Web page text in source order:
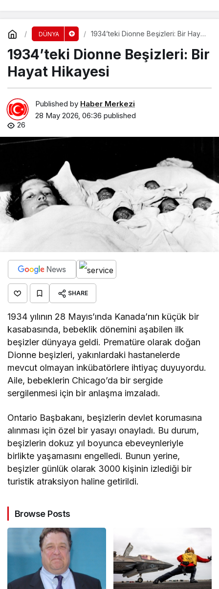
DÜNYA
1934’teki Dionne Beşizleri: Bir Hayat
1934’teki Dionne Beşizleri: Bir
Hayat Hikayesi
Published by Haber Merkezi
28 May 2026, 06:36 published
26
SHARE
1934 yılının 28 Mayıs’ında Kanada’nın küçük bir
kasabasında, bebeklik dönemini aşabilen ilk
beşizler dünyaya geldi. Prematüre olarak doğan
Dionne beşizleri, yakınlardaki hastanelerde
mevcut olmayan inkübatörlere ihtiyaç duyuyordu.
Aile, bebeklerin Chicago’da bir sergide
sergilenmesi için bir anlaşma imzaladı.
Ontario Başbakanı, beşizlerin devlet korumasına
alınması için özel bir yasayı onayladı. Bu durum,
beşizlerin dokuz yıl boyunca ebeveynleriyle
birlikte yaşamasını engelledi. Bunun yerine,
beşizler günlük olarak 3000 kişinin izlediği bir
turistik atraksiyon haline getirildi.
Browse Posts